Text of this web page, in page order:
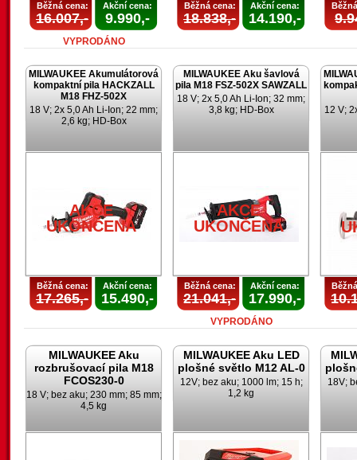
Běžná cena:
16.007,-
Akční cena:
9.990,-
VYPRODÁNO
Běžná cena:
18.838,-
Akční cena:
14.190,-
MILWAUKEE Akumulátorová
kompaktní pila HACKZALL
M18 FHZ-502X
18 V; 2x 5,0 Ah Li-Ion; 22 mm;
2,6 kg; HD-Box
AKCE
UKONČENA
Běžná cena:
17.265,-
Akční cena:
15.490,-
MILWAUKEE Aku šavlová
pila M18 FSZ-502X SAWZALL
18 V; 2x 5,0 Ah Li-Ion; 32 mm;
3,8 kg; HD-Box
AKCE
UKONČENA
Běžná cena:
21.041,-
Akční cena:
17.990,-
VYPRODÁNO
12 V;
MILWAUKEE Aku
rozbrušovací pila M18
FCOS230-0
18 V; bez aku; 230 mm; 85 mm;
4,5 kg
MILWAUKEE Aku LED
plošné světlo M12 AL-0
12V; bez aku; 1000 lm; 15 h;
1,2 kg
18V;